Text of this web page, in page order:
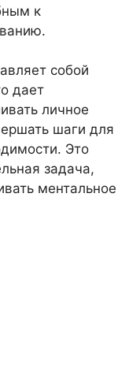
к
собой
дает
личное
шаги для
Это
задача,
ментальное